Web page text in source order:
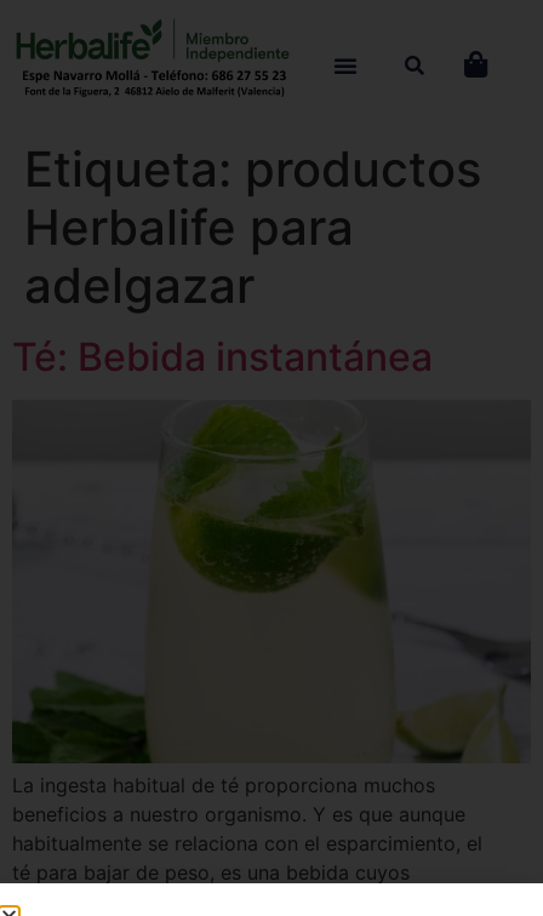
Etiqueta: productos
Herbalife para
adelgazar
Té: Bebida instantánea
La ingesta habitual de té proporciona muchos
beneficios a nuestro organismo. Y es que aunque
habitualmente se relaciona con el esparcimiento, el
té para bajar de peso, es una bebida cuyos
componentes son excelentes para limpiar nuestro